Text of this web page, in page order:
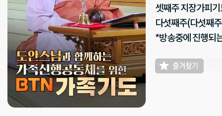
셋째주 지장가피
다섯째주(다섯째
*방송중에 진행되